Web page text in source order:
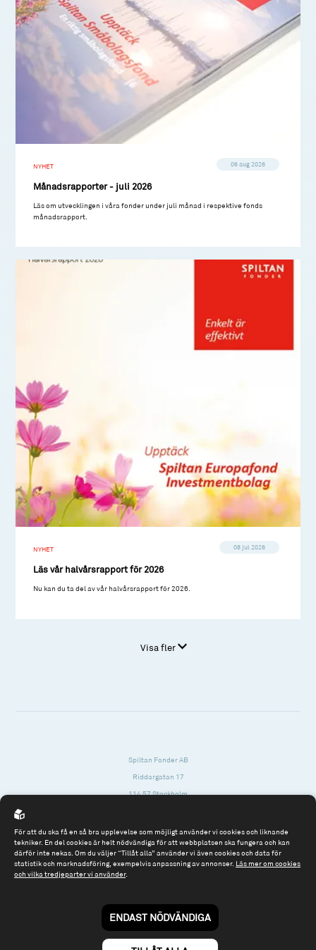
NYHET 06 aug 2026
Månadsrapporter - juli 2026
Läs om utvecklingen i våra fonder under juli månad i respektive fonds
månadsrapport.
NYHET 08 jul 2026
Läs vår halvårsrapport för 2026
Nu kan du ta del av vår halvårsrapport för 2026.
Visa fler
Spiltan Fonder AB
Riddargatan 17
114 57 Stockholm
Tel: 08 - 545 813 40
fonder@spiltanfonder.se
Till spiltan.se
© 2026 - Spiltan Fonder AB
By Sphinxly
För att du ska få en så bra upplevelse som möjligt använder vi cookies och liknande
tekniker. En del cookies är helt nödvändiga för att webbplatsen ska fungera och kan
därför inte nekas. Om du väljer “Tillåt alla” använder vi även cookies och data för
statistik och marknadsföring, exempelvis anpassning av annonser. Läs mer om cookies
och vilka tredjeparter vi använder.
ENDAST NÖDVÄNDIGA